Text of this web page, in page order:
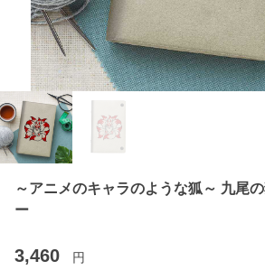
～アニメのキャラのような狐～ 九尾
ー
3,460 円